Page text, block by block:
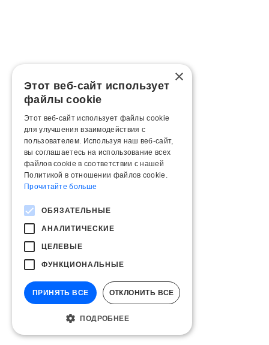
×
Этот веб-сайт использует
файлы cookie
Этот веб-сайт использует файлы cookie
для улучшения взаимодействия с
пользователем. Используя наш веб-сайт,
вы соглашаетесь на использование всех
файлов cookie в соответствии с нашей
Политикой в ​​отношении файлов cookie.
Прочитайте больше
ОБЯЗАТЕЛЬНЫЕ
АНАЛИТИЧЕСКИЕ
ЦЕЛЕВЫЕ
ФУНКЦИОНАЛЬНЫЕ
ПРИНЯТЬ ВСЕ ОТКЛОНИТЬ ВСЕ
ПОДРОБНЕЕ